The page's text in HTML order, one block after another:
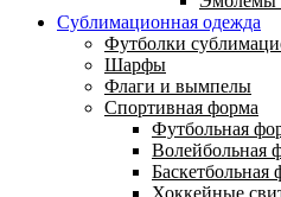
Сублимационная одежда
Футболки
Шарфы
Флаги и вымпелы
Спортивная форма
Футбольная
Волейбольная
Баскетбольная
Хоккейные